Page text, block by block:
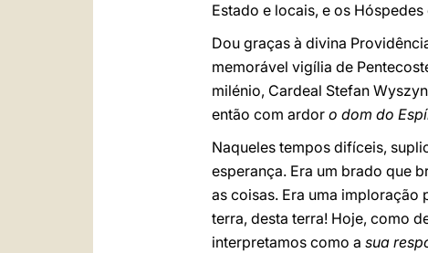
Estado e locais, e os
Dou graças à divina
memorável vigília de
milénio, Cardeal Stefan
então com ardor o dom do
Naqueles tempos difíceis,
esperança. Era um brado que
as coisas. Era uma imploração
terra, desta terra! Hoje, como
interpretamos como a sua